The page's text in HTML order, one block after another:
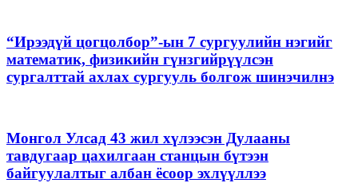
“Ирээдүй цогцолбор”-ын 7 сургуулийн нэгийг
математик, физикийн гүнзгийрүүлсэн
сургалттай ахлах сургууль болгож шинэчилнэ
Монгол Улсад 43 жил хүлээсэн Дулааны
тавдугаар цахилгаан станцын бүтээн
байгуулалтыг албан ёсоор эхлүүллээ